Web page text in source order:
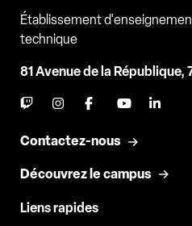
Établissement
technique
81 Avenue de la République,
Contactez-nous
Découvrez le campus
Liens rapides